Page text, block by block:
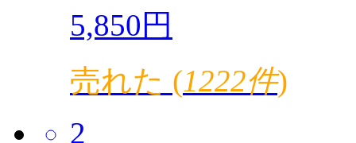
5,850円
売れた (1222件)
2